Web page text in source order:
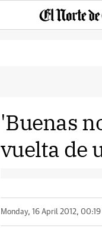
'Buenas
vuelta de
Monday, 16 April 2012, 00:19